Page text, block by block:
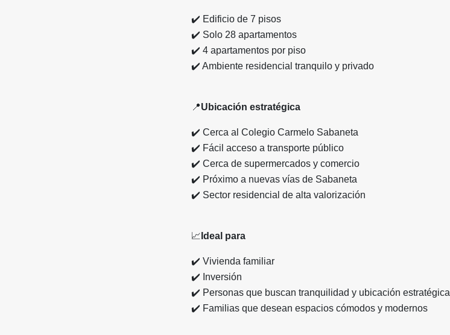
✔️ Edificio de 7 pisos
✔️ Solo 28 apartamentos
✔️ 4 apartamentos por piso
✔️ Ambiente residencial tranquilo y privado
📍Ubicación estratégica
✔️ Cerca al Colegio Carmelo Sabaneta
✔️ Fácil acceso a transporte público
✔️ Cerca de supermercados y comercio
✔️ Próximo a nuevas vías de Sabaneta
✔️ Sector residencial de alta valorización
📈 Ideal para
✔️ Vivienda familiar
✔️ Inversión
✔️ Personas que buscan tranquilidad y ubicación estratégica
✔️ Familias que desean espacios cómodos y modernos